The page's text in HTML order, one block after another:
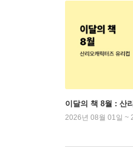
이달의 책 8월 : 산
2026년 08월 01일 ~